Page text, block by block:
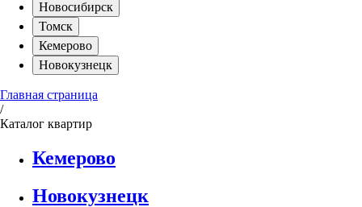
Новосибирск
Томск
Кемерово
Новокузнецк
Главная страница
/
Каталог квартир
Кемерово
Новокузнецк